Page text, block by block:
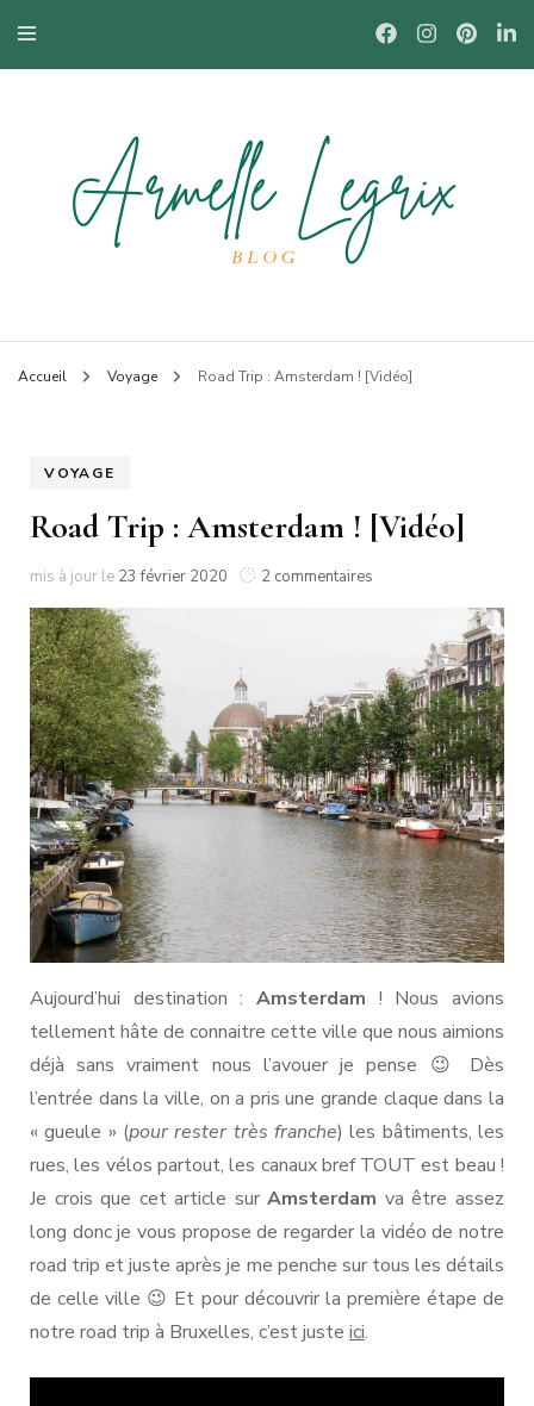
Armelle
Accueil Voyage Road Trip : Amsterdam ! [Vidéo]
VOYAGE
Road Trip : Amsterdam ! [Vidéo]
mis à jour le 23 février 2020 2 commentaires
Amsterdam
!
[Vidéo]
Aujourd’hui destination : Amsterdam ! Nous avions
tellement hâte de connaitre cette ville que nous aimions
déjà sans vraiment nous l’avouer je pense 😉 Dès
l’entrée dans la ville, on a pris une grande claque dans la
« gueule » (pour rester très franche) les bâtiments, les
rues, les vélos partout, les canaux bref TOUT est beau !
Je crois que cet article surAmsterdam va être assez
long donc je vous propose de regarder la vidéo de notre
road trip et juste après je me penche sur tous les détails
de celle ville 😉 Et pour découvrir la première étape de
notre road trip à Bruxelles, c’est juste ici.